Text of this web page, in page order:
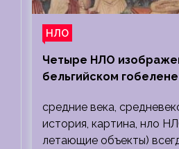
НЛО
Четыре НЛО
бельгийском гобелене
средние века,
история, картина, нло
летающие объекты)